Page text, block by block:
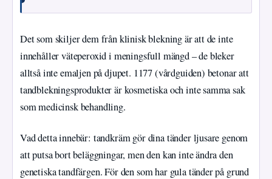
Det som skiljer dem från klinisk blekning är att de inte
innehåller väteperoxid i meningsfull mängd – de bleker
alltså inte emaljen på djupet. 1177 (vårdguiden) betonar att
tandblekningsprodukter är kosmetiska och inte samma sak
som medicinsk behandling.
Vad detta innebär: tandkräm gör dina tänder ljusare genom
att putsa bort beläggningar, men den kan inte ändra den
genetiska tandfärgen. För den som har gula tänder på grund